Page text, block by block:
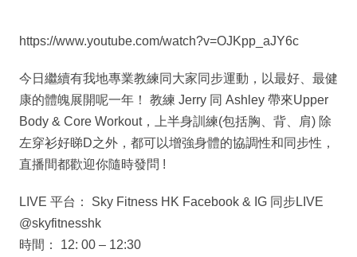
https://www.youtube.com/watch?v=OJKpp_aJY6c
今日繼續有我地專業教練同大家同步運動，以最好、最健
康的體魄展開呢一年！ 教練 Jerry 同 Ashley 帶來Upper
Body & Core Workout，上半身訓練(包括胸、背、肩) 除
左穿衫好睇D之外，都可以增強身體的協調性和同步性，
直播間都歡迎你隨時發問 !
LIVE 平台： Sky Fitness HK Facebook & IG 同步LIVE
@skyfitnesshk
時間： 12: 00 – 12:30